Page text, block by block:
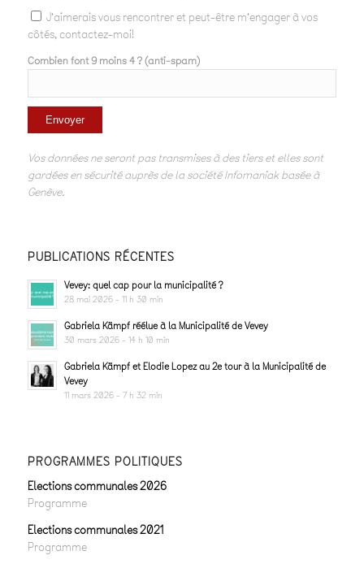
J'aimerais vous rencontrer et peut-être m'engager à vos
côtés, contactez-moi!
Combien font 9 moins 4 ? (anti-spam)
Vos données ne seront pas transmises à des tiers et elles sont
gardées en sécurité auprès de la société Infomaniak basée à
Genève.
PUBLICATIONS RÉCENTES
Vevey: quel cap pour la municipalité ?
28 mai 2026 - 11 h 30 min
Gabriela Kämpf réélue à la Municipalité de Vevey
30 mars 2026 - 14 h 10 min
Gabriela Kämpf et Elodie Lopez au 2e tour à la Municipalité de
Vevey
11 mars 2026 - 7 h 32 min
PROGRAMMES POLITIQUES
Elections communales 2026
Programme
Elections communales 2021
Programme